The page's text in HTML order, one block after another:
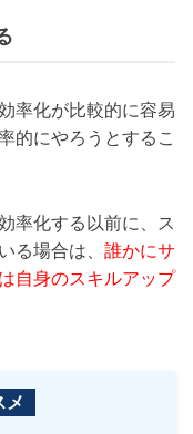
率化が比較的に容易
的にやろうとするこ
率化する以前に、ス
る場合は、 誰かにサ
自身のスキルアップ
メ